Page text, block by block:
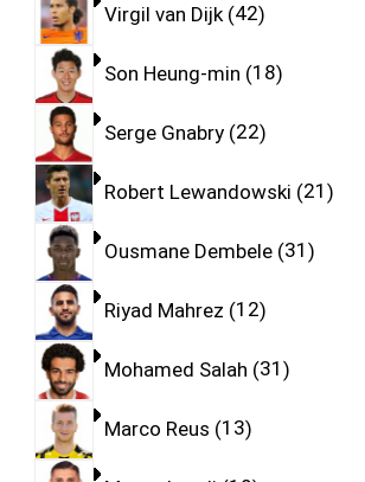
Virgil van Dijk 42
Son Heung-min 18
Serge Gnabry 22
Robert Lewandowski 21
Ousmane Dembele 31
Riyad Mahrez 12
Mohamed Salah 31
Marco Reus 13